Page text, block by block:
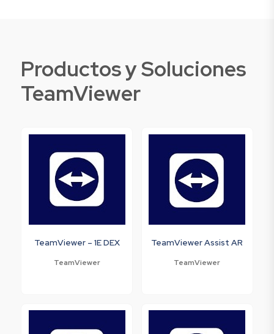
Productos y Soluciones
TeamViewer
TeamViewer – 1E DEX
TeamViewer
TeamViewer Assist AR
TeamViewer